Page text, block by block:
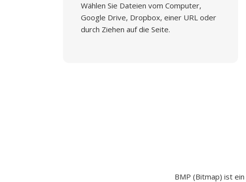
Wählen Sie Dateien vom Computer,
Google Drive, Dropbox, einer URL oder
durch Ziehen auf die Seite.
BMP (Bitmap) ist